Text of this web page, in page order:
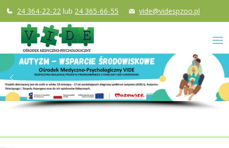
24 364-22-22 lub 24 365-66-55 vide@videspzoo.pl